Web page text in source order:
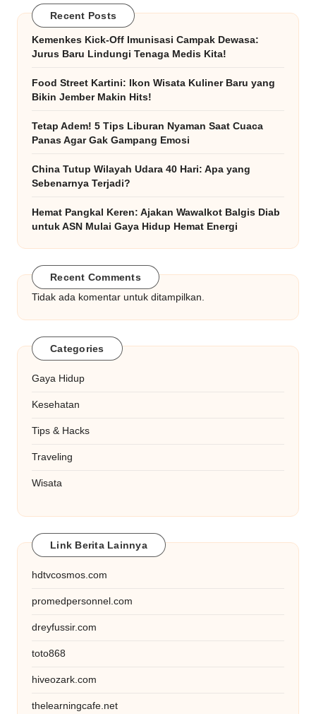
Recent Posts
Kemenkes Kick-Off Imunisasi Campak Dewasa:
Jurus Baru Lindungi Tenaga Medis Kita!
Food Street Kartini: Ikon Wisata Kuliner Baru yang
Bikin Jember Makin Hits!
Tetap Adem! 5 Tips Liburan Nyaman Saat Cuaca
Panas Agar Gak Gampang Emosi
China Tutup Wilayah Udara 40 Hari: Apa yang
Sebenarnya Terjadi?
Hemat Pangkal Keren: Ajakan Wawalkot Balgis Diab
untuk ASN Mulai Gaya Hidup Hemat Energi
Recent Comments
Tidak ada komentar untuk ditampilkan.
Categories
Gaya Hidup
Kesehatan
Tips & Hacks
Traveling
Wisata
Link Berita Lainnya
hdtvcosmos.com
promedpersonnel.com
dreyfussir.com
toto868
hiveozark.com
thelearningcafe.net